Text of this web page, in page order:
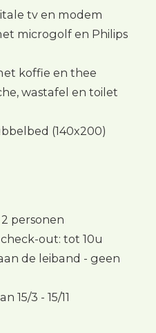
tv en modem
microgolf en Philips
koffie en thee
wastafel en toilet
(140x200)
personen
out: tot 10u
de leiband - geen
15/3 - 15/11